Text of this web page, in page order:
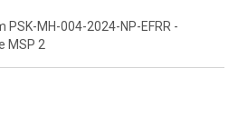
PSK-MH-004-2024-NP-EFRR -
MSP 2